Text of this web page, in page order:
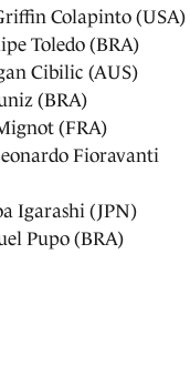
Colapinto (USA)
Toledo (BRA)
Cibilic (AUS)
(BRA)
(FRA)
Fioravanti
Igarashi (JPN)
Pupo (BRA)